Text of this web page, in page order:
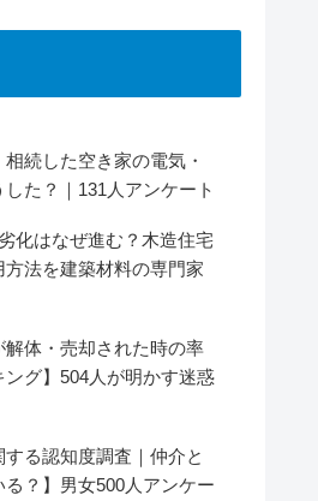
相続した空き家の電気・
た？｜131人アンケート
化はなぜ進む？木造住宅
法を建築材料の専門家
解体・売却された時の率
グ】504人が明かす迷惑
する認知度調査｜仲介と
？】男女500人アンケー